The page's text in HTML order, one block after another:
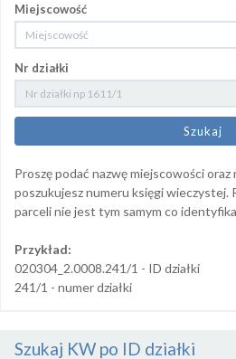
Miejscowość
Nr działki
Proszę podać nazwę miejscowości
poszukujesz numeru księgi wieczystej.
parceli nie jest tym samym co
Przykład:
020304_2.0008.241/1 - ID działki
241/1 - numer działki
Szukaj KW po ID działki